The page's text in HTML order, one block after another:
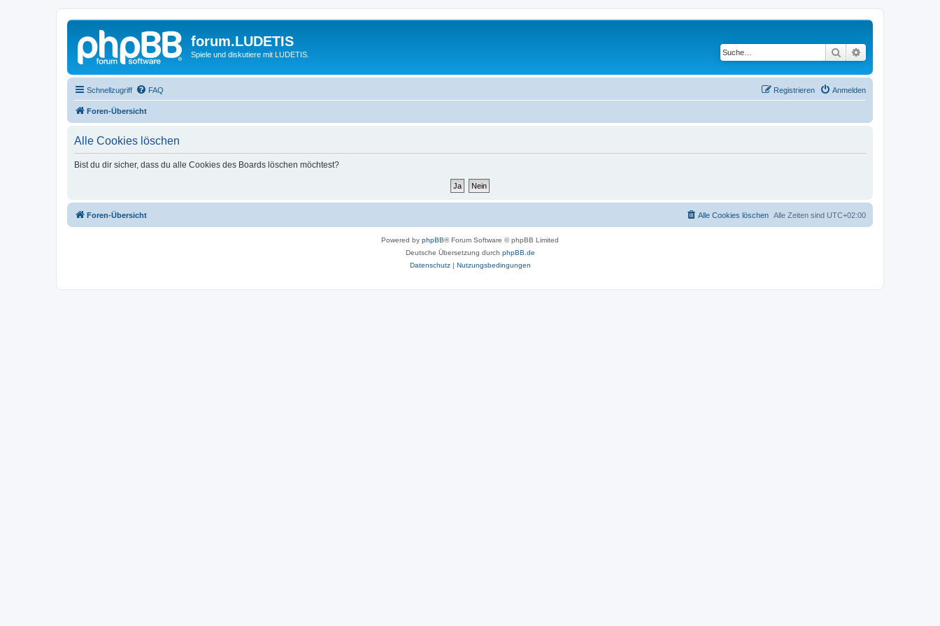
forum.LUDETIS
Spiele und diskutiere mit LUDETIS. Suche
Schnellzugriff FAQ Anmelden
Registrieren
Foren-Übersicht
Alle Cookies löschen
Bist du dir sicher, dass du alle Cookies des Boards löschen möchtest?
Foren-Übersicht Alle Zeiten sind UTC+02:00
Alle Cookies löschen
Powered by phpBB® Forum Software © phpBB Limited
Deutsche Übersetzung durch phpBB.de
Datenschutz| Nutzungsbedingungen